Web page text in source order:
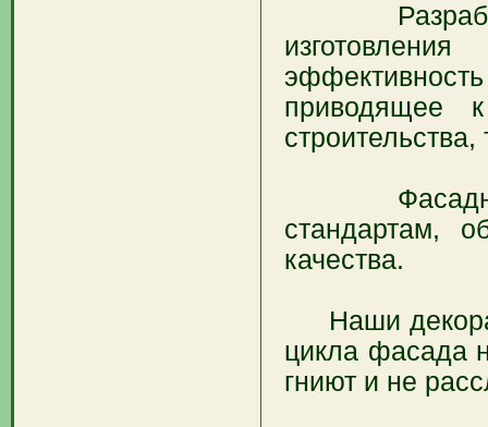
приводящее
Фасадный
стандартам,
качества.
Наши
цикла фасада
гниют и не